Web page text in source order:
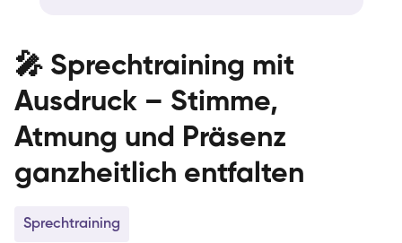
🎤 Sprechtraining mit
Ausdruck – Stimme,
Atmung und Präsenz
ganzheitlich entfalten
Sprechtraining